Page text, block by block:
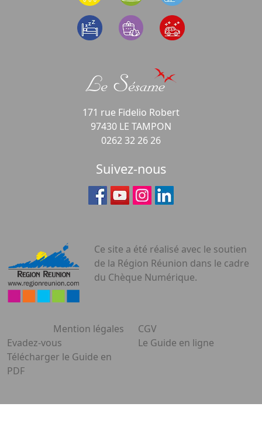
171 rue Fidelio Robert
97430 LE TAMPON
0262 32 26 26
Suivez-nous
Ce site a été réalisé avec le soutien
de la Région Réunion dans le cadre
du Chèque Numérique.
Mention légales
CGV
Evadez-vous
Le Guide en ligne
Télécharger le Guide en
PDF